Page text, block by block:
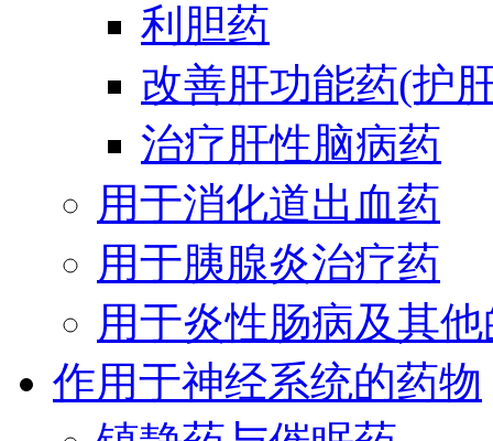
利胆药
改善肝功能药(护
治疗肝性脑病药
用于消化道出血药
用于胰腺炎治疗药
用于炎性肠病及其
作用于神经系统的药物